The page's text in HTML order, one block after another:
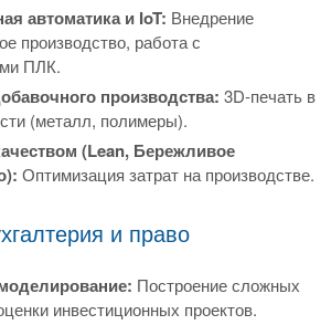
автоматика и IoT: Внедрение
производство, работа с
ПЛК.
производства: 3D-печать в
(металл, полимеры).
(Lean, Бережливое
Оптимизация затрат на производстве.
и право
Построение сложных
инвестиционных проектов.